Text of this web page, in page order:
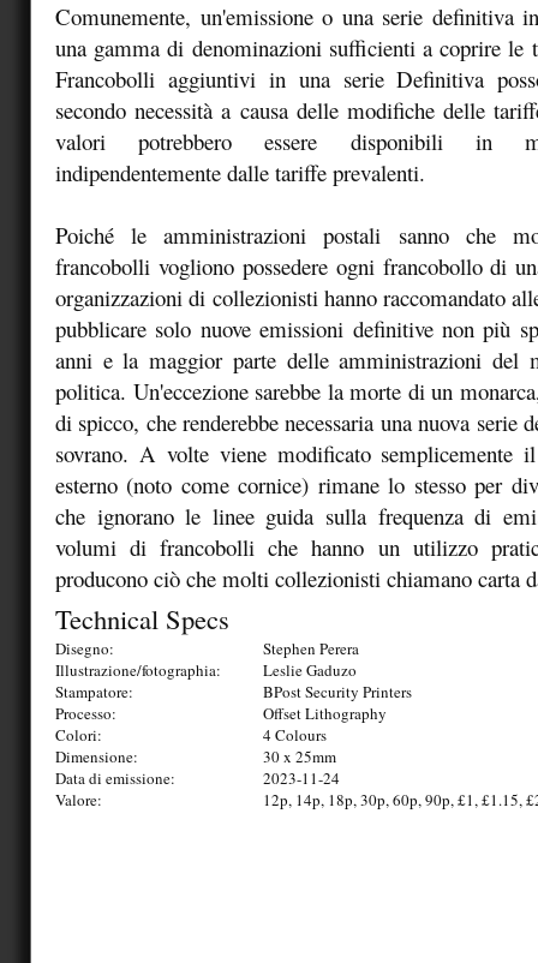
Comunemente, un'emissione o una serie definitiva
una gamma di denominazioni sufficienti a coprire le
Francobolli aggiuntivi in una serie Definitiva
secondo necessità a causa delle modifiche delle
valori potrebbero essere disponibili in
indipendentemente dalle tariffe prevalenti.
Poiché le amministrazioni postali sanno che
francobolli vogliono possedere ogni francobollo di
organizzazioni di collezionisti hanno raccomandato
pubblicare solo nuove emissioni definitive non più
anni e la maggior parte delle amministrazioni del
politica. Un'eccezione sarebbe la morte di un
di spicco, che renderebbe necessaria una nuova serie
sovrano. A volte viene modificato semplicemente
esterno (noto come cornice) rimane lo stesso per
che ignorano le linee guida sulla frequenza di
volumi di francobolli che hanno un utilizzo
producono ciò che molti collezionisti chiamano carta
Technical Specs
Disegno:
Stephen Perera
Illustrazione/fotographia:
Leslie Gaduzo
Stampatore:
BPost Security Printers
Processo:
Offset Lithography
Colori:
4 Colours
Dimensione:
30 x 25mm
Data di emissione:
2023-11-24
Valore:
12p, 14p, 18p, 30p, 60p, 90p, £1, £1.15,